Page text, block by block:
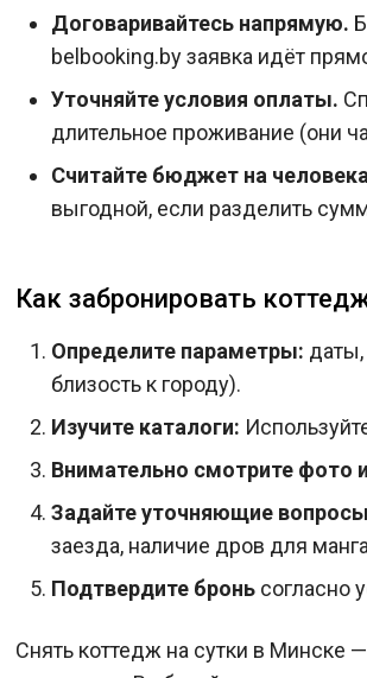
Договаривайтесь напрямую.
belbooking.by заявка идёт
Уточняйте условия оплаты.
длительное проживание (они
Считайте бюджет на
выгодной, если разделить
Как забронировать
Определите параметры:
близость к городу).
Изучите каталоги:
Внимательно смотрите фото
Задайте уточняющие
заезда, наличие дров для
Подтвердите бронь согласно
Снять коттедж на сутки в Минске